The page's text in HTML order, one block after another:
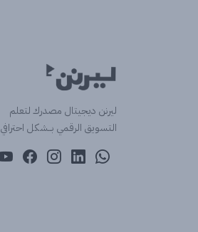
ليرنن ديجيتال مصدرك لتعلم
التسويق الرقمي بــشكل احترافي